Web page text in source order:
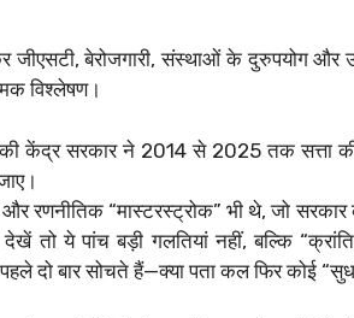
बेरोजगारी, संस्थाओं के दुरुपयोग और
विश्लेषण।
की केंद्र सरकार ने 2014 से 2025 तक सत्ता
रणनीतिक “मास्टरस्ट्रोक” भी थे, जो
तो ये पांच बड़ी गलतियां नहीं, बल्कि
दो बार सोचते हैं—क्या पता कल फिर कोई